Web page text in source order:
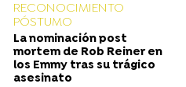
RECONOCIMIENTO
PÓSTUMO
La nominación post
mortem de Rob Reiner en
los Emmy tras su trágico
asesinato